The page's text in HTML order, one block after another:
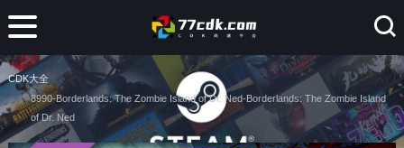
CDK大全
8990-Borderlands: The Zombie Island of Dr. Ned-Borderlands: The Zombie Island
of Dr. Ned